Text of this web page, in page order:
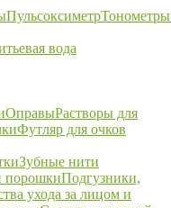
ПульсоксиметрТонометры
вода
ОправыРастворы для
Футляр для очков
Зубные нити
порошкиПодгузники,
ухода за лицом и